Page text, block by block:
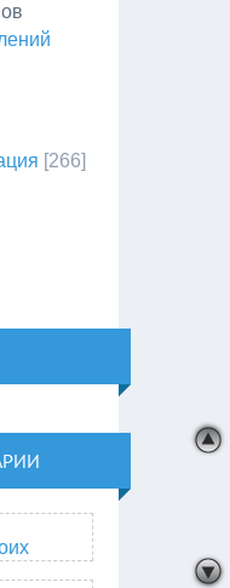
[266]